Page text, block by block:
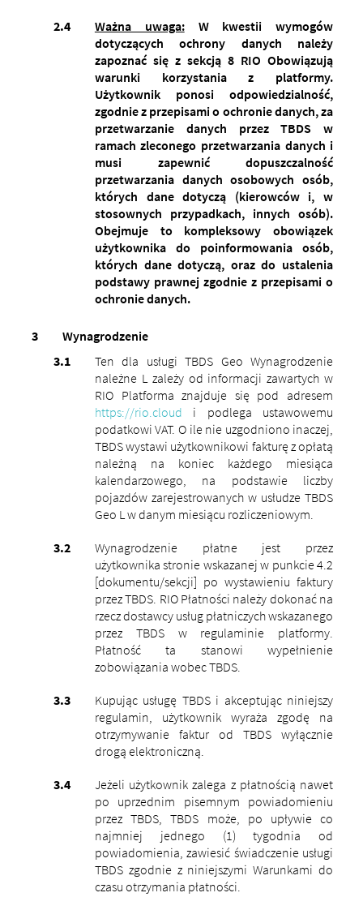
Ważna uwaga:W kwestii wymogów
dotyczących ochrony danych należy
zapoznać się z sekcją 8 RIO Obowiązują
warunki korzystania z platformy.
Użytkownik ponosi odpowiedzialność,
zgodnie z przepisami o ochronie danych, za
przetwarzanie danych przez TBDS w
ramach zleconego przetwarzania danych i
musi zapewnić dopuszczalność
przetwarzania danych osobowych osób,
których dane dotyczą (kierowców i, w
stosownych przypadkach, innych osób).
Obejmuje to kompleksowy obowiązek
użytkownika do poinformowania osób,
których dane dotyczą, oraz do ustalenia
podstawy prawnej zgodnie z przepisami o
ochronie danych.
Wynagrodzenie
Ten dla usługi TBDS Geo Wynagrodzenie
należne L zależy od informacji zawartych w
RIO Platforma znajduje się pod adresem
https://rio.cloud i podlega ustawowemu
podatkowi VAT. O ile nie uzgodniono inaczej,
TBDS wystawi użytkownikowi fakturę z opłatą
należną na koniec każdego miesiąca
kalendarzowego, na podstawie liczby
pojazdów zarejestrowanych w usłudze TBDS
Geo L w danym miesiącu rozliczeniowym.
Wynagrodzenie płatne jest przez
użytkownika stronie wskazanej w punkcie 4.2
[dokumentu/sekcji] po wystawieniu faktury
przez TBDS. RIO Płatności należy dokonać na
rzecz dostawcy usług płatniczych wskazanego
przez TBDS w regulaminie platformy.
Płatność ta stanowi wypełnienie
zobowiązania wobec TBDS.
Kupując usługę TBDS i akceptując niniejszy
regulamin, użytkownik wyraża zgodę na
otrzymywanie faktur od TBDS wyłącznie
drogą elektroniczną.
Jeżeli użytkownik zalega z płatnością nawet
po uprzednim pisemnym powiadomieniu
przez TBDS, TBDS może, po upływie co
najmniej jednego (1) tygodnia od
powiadomienia, zawiesić świadczenie usługi
TBDS zgodnie z niniejszymi Warunkami do
czasu otrzymania płatności.